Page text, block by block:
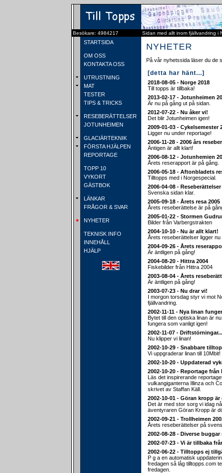
Besökare: 4984217 Sidan med allt inom fjällvandring i
STARTSIDA
OM OSS
KONTAKTA OSS
UTRUSTNING
MAT
TESTER
TIPS & TRICKS
RESEBERÄTTELSER
JOTUNHEIMEN
GLACIÄRTEKNIK
FÖRSTA HJÄLPEN
REPORTAGE
TOPP 10
VYKORT
GÄSTBOK
LÄNKAR
FRÅGOR & SVAR
NYHETER
TEKNISK INFO
INNEHÅLL
HJÄLP
NYHETER
På vår nyhetssida läser du de
[detta har hänt...]
2018-08-05 - Norge 2018
Till topps är tillbaka!
2013-02-17 - Jotunheimen
Är nu på gång ut på sidan.
2012-07-22 - Nu åker vi!
Det blir Jotunheimen igen!
2009-01-03 - Cykelsemester
Ligger nu under reportage!
2006-11-28 - 2006 års
Äntigen är allt klart!
2006-08-12 - Jotunhemien
Årets reserapport är på gång.
2006-05-18 - Aftonbladets
Tilltopps med i Norgespecial.
2006-04-08 -
Svenska sidan klar.
2005-09-18 - Årets resa 2005
Årets reseberättelse är på
2005-01-22 - Stormen
Bilder från Varbergstrakten
2004-10-10 - Nu är allt klart!
Årets reseberättelser ligger nu
2004-09-26 - Årets
Är äntligen på gång!
2004-08-20 - Hittra 2004
Fiskebilder från Hittra 2004
2003-08-04 - Årets
Är äntligen på gång!
2003-07-23 - Nu drar vi!
I morgon torsdag styr vi mot
fjällvandring.
2002-11-11 - Nya linan
Bytet till den optiska linan är
fungera som vanligt igen!
2002-11-07 - Driftstörningar...
Nu klipper vi linan!
2002-10-29 - Snabbare
Vi uppgraderar linan till 10Mbit!
2002-10-20 - Uppdaterad
2002-10-20 - Reportage från
Läs det inspirerande
vulkangiganterna Illinza och
skrivet av Staffan Käll.
2002-10-01 - Göran kropp är
Det är med stor sorg vi idag
äventyraren Göran Kropp är
2002-09-21 - Trollheimen
Årets reseberättelser på
2002-08-28 - Diverse buggar
2002-07-23 - Vi är tillbaka
2002-06-22 - Tilltopps ej
P g a en automatisk
fredagen så låg tilltopps.com
fredagen.